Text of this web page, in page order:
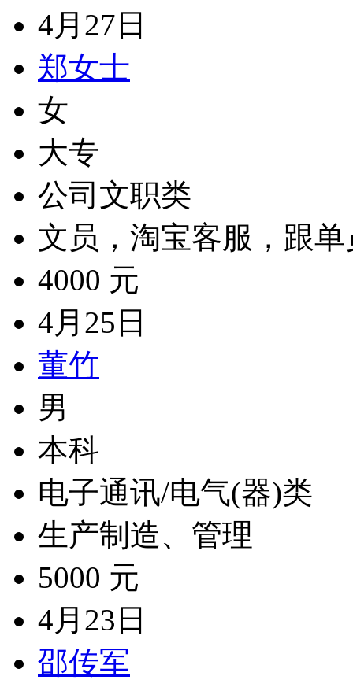
4月27日
郑女士
女
大专
公司文职类
文员，淘宝客服，跟单
4000 元
4月25日
董竹
男
本科
电子通讯/电气(器)类
生产制造、管理
5000 元
4月23日
邵传军